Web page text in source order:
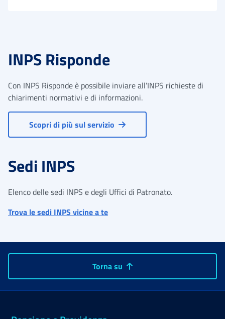
INPS Risponde
Con INPS Risponde è possibile inviare all’INPS richieste di
chiarimenti normativi e di informazioni.
Scopri di più sul servizio
Sedi INPS
Elenco delle sedi INPS e degli Uffici di Patronato.
Trova le sedi INPS vicine a te
Torna su